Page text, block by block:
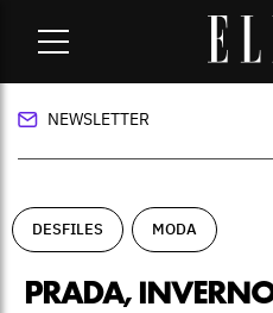
Prada,
NEWSLETTER
DESFILES MODA
PRADA,